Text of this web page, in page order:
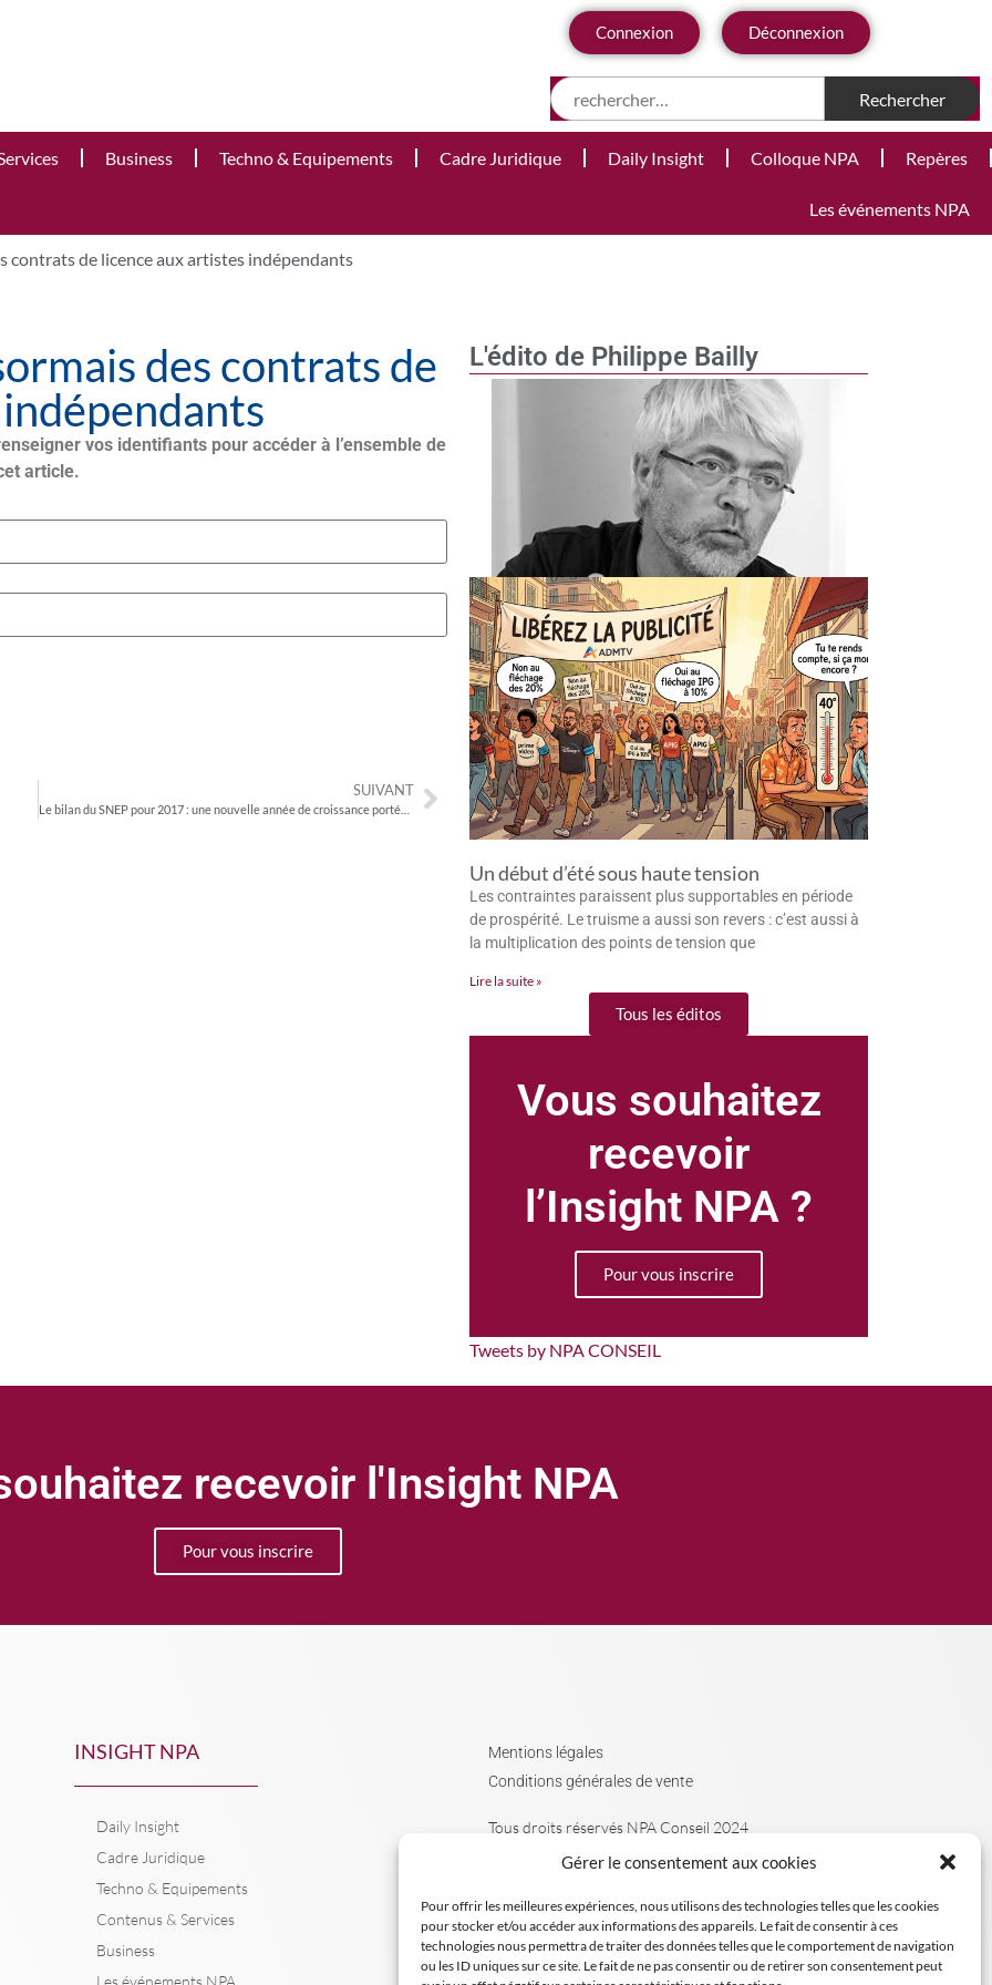
Gérer le consentement aux cookies
Pour offrir les meilleures expériences, nous utilisons des technologies telles que les cookies
pour stocker et/ou accéder aux informations des appareils. Le fait de consentir à ces
technologies nous permettra de traiter des données telles que le comportement de navigation
ou les ID uniques sur ce site. Le fait de ne pas consentir ou de retirer son consentement peut
Connexion Déconnexion
Business Techno & Equipements Cadre Juridique Daily Insight Colloque NPA Repères
Les événements NPA
contrats de licence aux artistes indépendants
L'édito de Philippe Bailly
Un début d’été sous haute tension
Les contraintes paraissent plus supportables en période
de prospérité. Le truisme a aussi son revers : c’est aussi à
la multiplication des points de tension que
Lire la suite »
Tous les éditos
Vous souhaitez
recevoir
l’Insight NPA ?
Pour vous inscrire
Tweets by NPA CONSEIL
des contrats de
vos identifiants pour accéder à l’ensemble de
article.
SUIVANT
Le bilan du SNEP pour 2017 : une nouvelle année de croissance portée par le streaming
recevoir l'Insight NPA
Pour vous inscrire
INSIGHT NPA
Daily Insight
Cadre Juridique
Techno & Equipements
Contenus & Services
Business
Mentions légales
Conditions générales de vente
Tous droits réservés NPA Conseil 2024